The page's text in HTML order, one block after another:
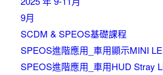
9月
SCDM & SPEOS基礎課程
SPEOS進階應用_車用顯示MINI
SPEOS進階應用_車用HUD Stray